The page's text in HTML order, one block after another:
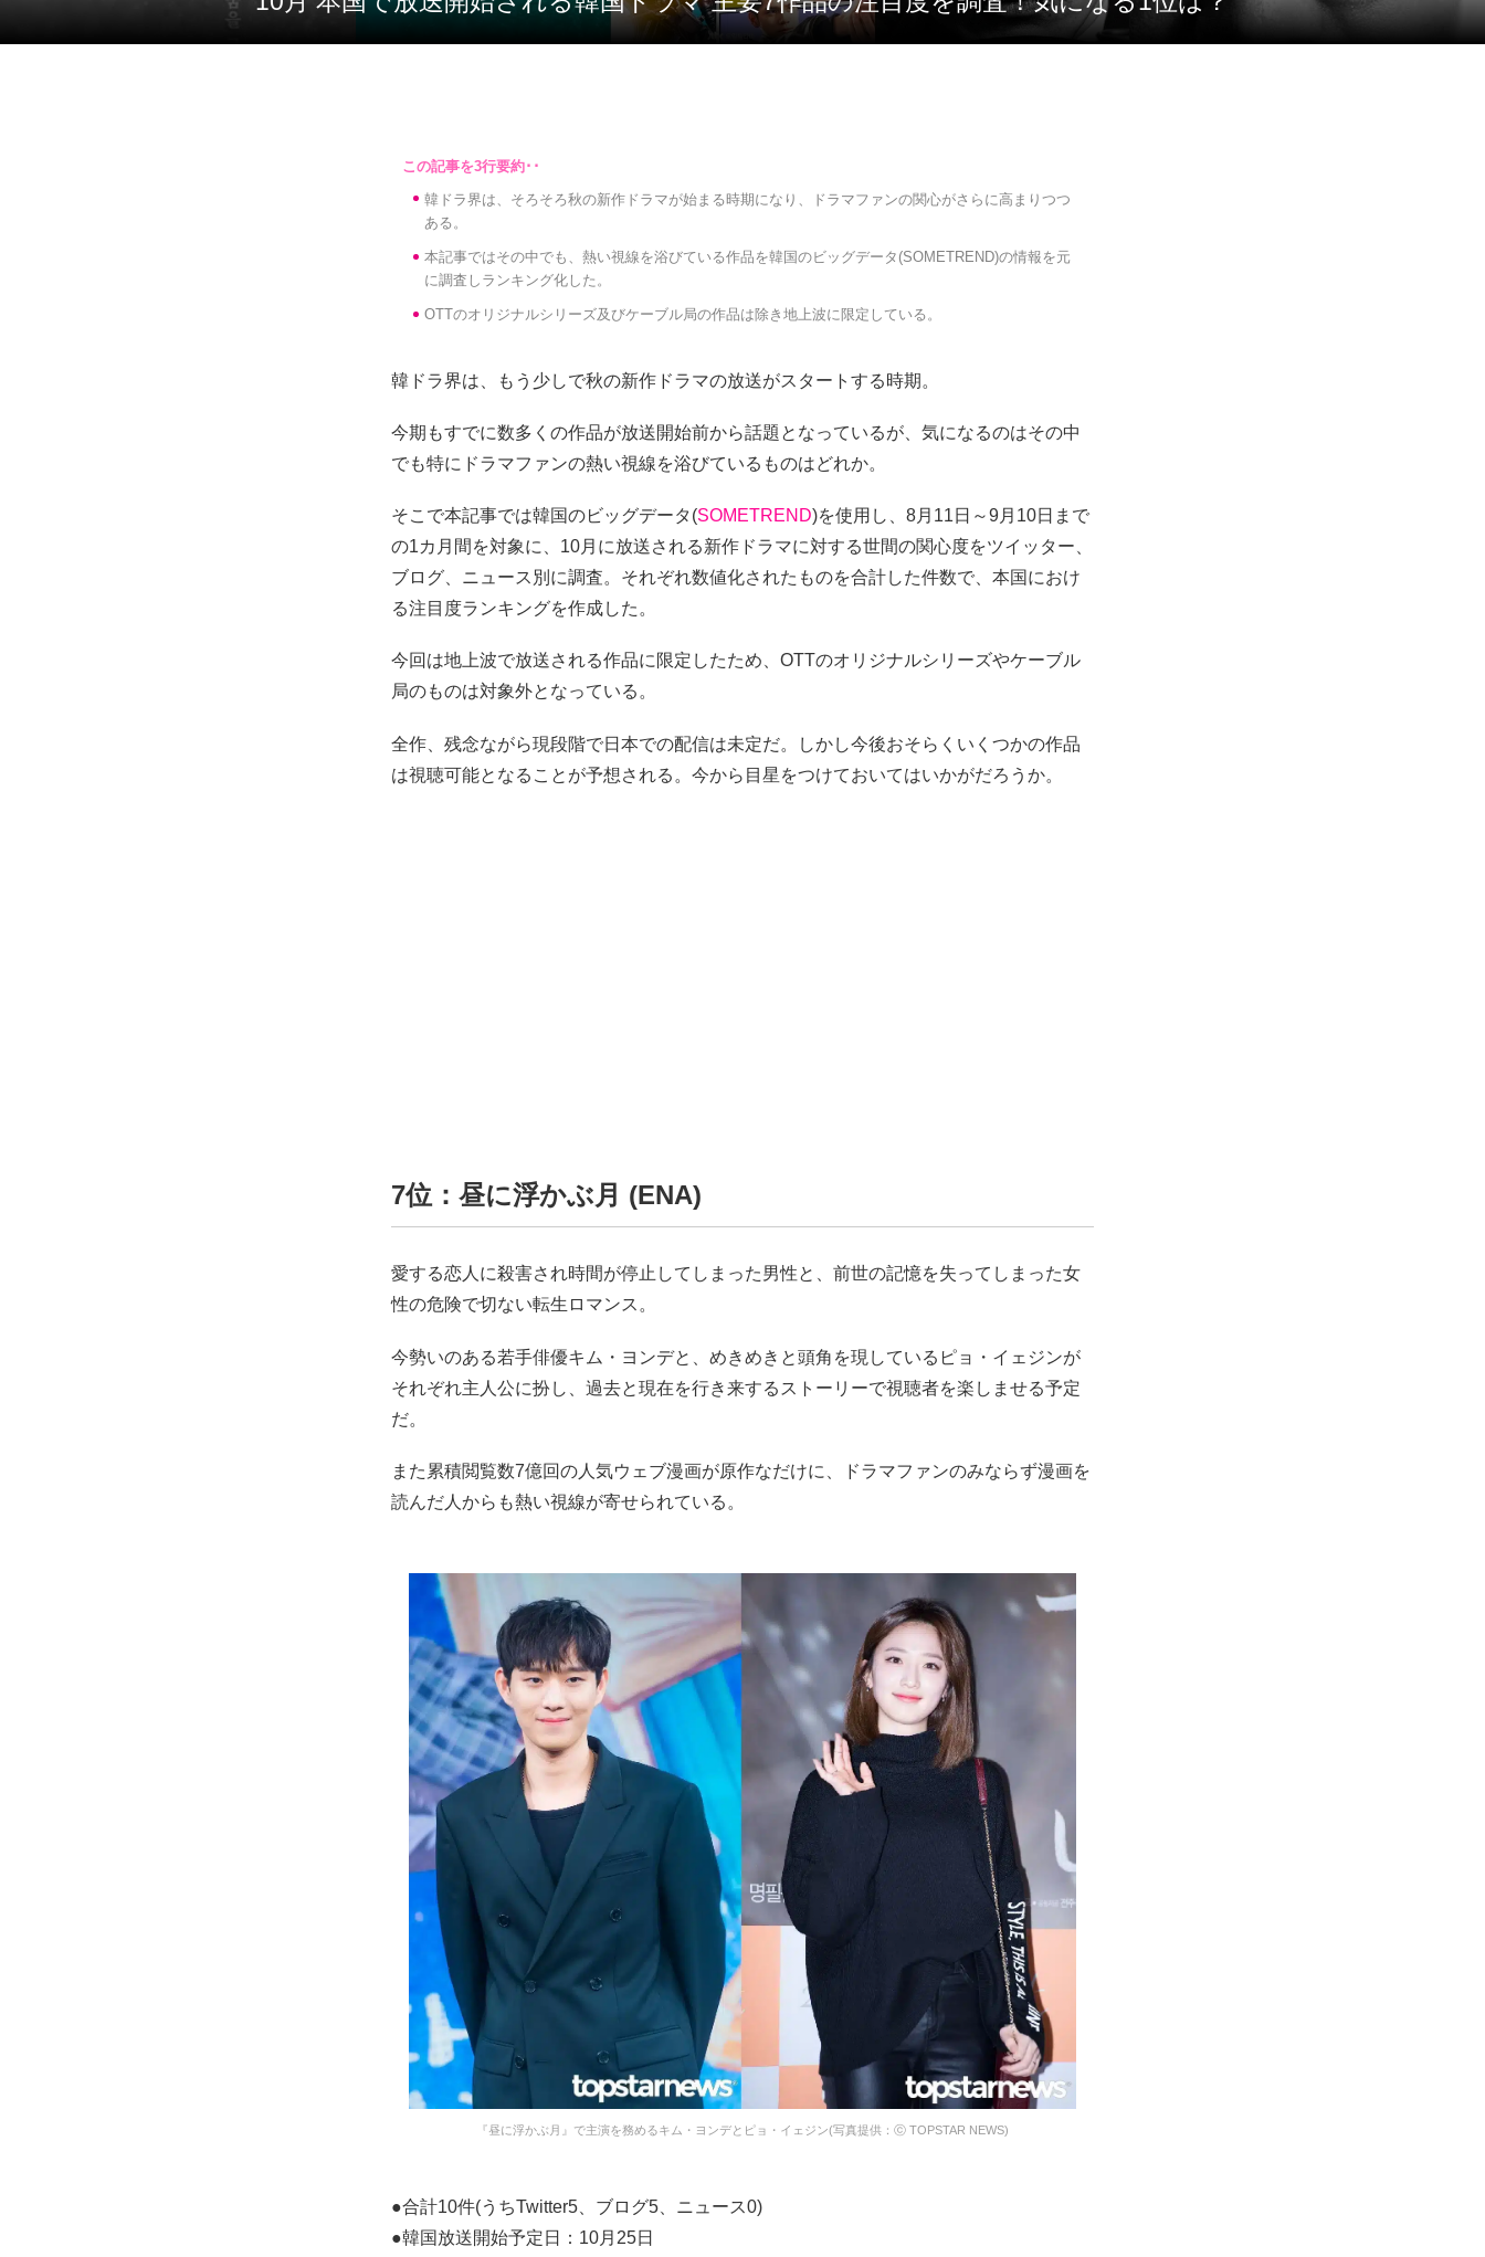
韓ドラ界は、そろそろ秋の新作ドラマが始まる時期になり、ドラマファンの関心がさらに高まりつつ
ある。
本記事ではその中でも、熱い視線を浴びている作品を韓国のビッグデータ(SOMETREND)の情報を元
に調査しランキング化した。
OTTのオリジナルシリーズ及びケーブル局の作品は除き地上波に限定している。
韓ドラ界は、もう少しで秋の新作ドラマの放送がスタートする時期。
今期もすでに数多くの作品が放送開始前から話題となっているが、気になるのはその中
でも特にドラマファンの熱い視線を浴びているものはどれか。
そこで本記事では韓国のビッグデータ(SOMETREND)を使用し、8月11日～9月10日まで
の1カ月間を対象に、10月に放送される新作ドラマに対する世間の関心度をツイッター、
ブログ、ニュース別に調査。それぞれ数値化されたものを合計した件数で、本国におけ
る注目度ランキングを作成した。
今回は地上波で放送される作品に限定したため、OTTのオリジナルシリーズやケーブル
局のものは対象外となっている。
全作、残念ながら現段階で日本での配信は未定だ。しかし今後おそらくいくつかの作品
は視聴可能となることが予想される。今から目星をつけておいてはいかがだろうか。
7位：昼に浮かぶ月 (ENA)
愛する恋人に殺害され時間が停止してしまった男性と、前世の記憶を失ってしまった女
性の危険で切ない転生ロマンス。
今勢いのある若手俳優キム・ヨンデと、めきめきと頭角を現しているピョ・イェジンが
それぞれ主人公に扮し、過去と現在を行き来するストーリーで視聴者を楽しませる予定
だ。
また累積閲覧数7億回の人気ウェブ漫画が原作なだけに、ドラマファンのみならず漫画を
読んだ人からも熱い視線が寄せられている。
『昼に浮かぶ月』で主演を務めるキム・ヨンデとピョ・イェジン(写真提供：ⓒ TOPSTAR NEWS)
●合計10件(うちTwitter5、ブログ5、ニュース0)
●韓国放送開始予定日：10月25日